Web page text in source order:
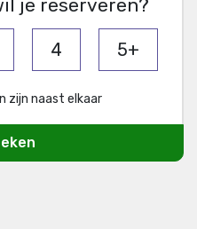
je reserveren?
4 5+
zijn naast elkaar